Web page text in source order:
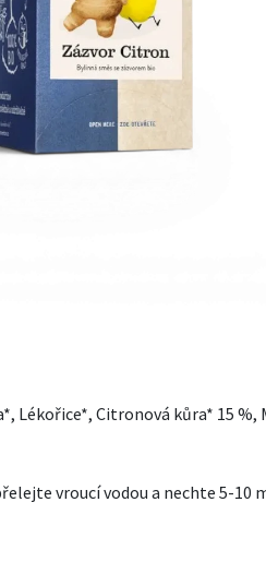
Lékořice*, Citronová kůra* 15
vroucí vodou a nechte 5-10